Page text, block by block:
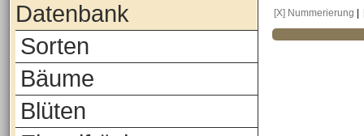
Datenbank
Sorten
Bäume
Blüten
[X] Nummerierung